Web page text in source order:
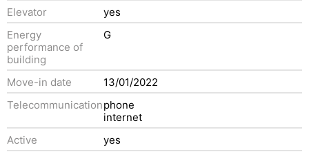
Elevator
yes
Energy
performance of
building
G
Move-in date
13/01/2022
Telecommunicationphone
internet
Active
yes